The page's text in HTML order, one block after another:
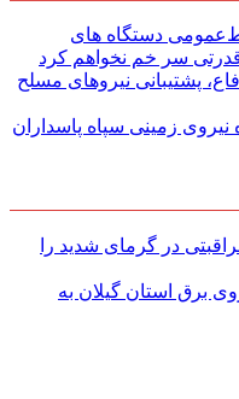
دستگاه های
قدرتی سر خم نخواهم کرد
پشتیبانی نیرو‌های مسلح
نیروی زمینی سپاه پاسداران
خودمراقبتی در گرمای شدید را
برق استان گیلان به